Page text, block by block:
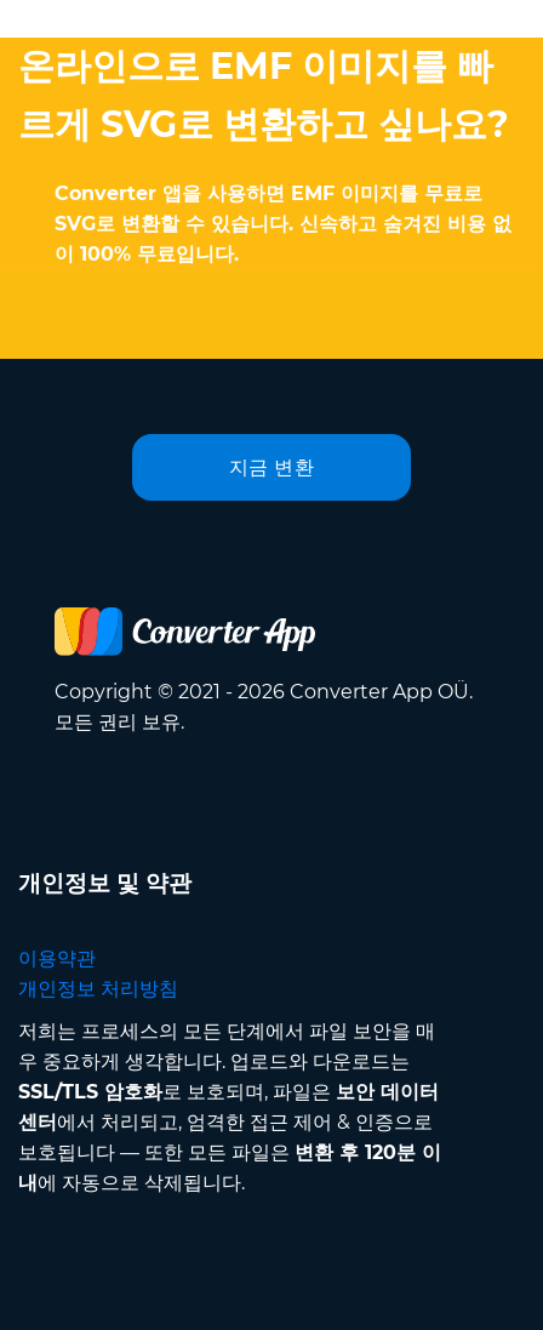
온라인으로 EMF 이미지를 빠
르게 SVG로 변환하고 싶나요?
Converter 앱을 사용하면 EMF 이미지를 무료로
SVG로 변환할 수 있습니다. 신속하고 숨겨진 비용 없
이 100% 무료입니다.
지금 변환
Copyright © 2021 - 2026 Converter App OÜ.
모든 권리 보유.
개인정보 및 약관
이용약관
개인정보 처리방침
저희는 프로세스의 모든 단계에서 파일 보안을 매
우 중요하게 생각합니다. 업로드와 다운로드는
SSL/TLS 암호화로 보호되며, 파일은 보안 데이터
센터 에서 처리되고, 엄격한 접근 제어 & 인증으로
보호됩니다 — 또한 모든 파일은 변환 후 120분 이
내 에 자동으로 삭제됩니다.